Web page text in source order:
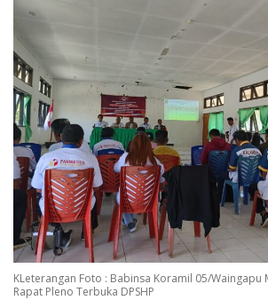
KLeterangan Foto : Babinsa Koramil 05/Waingapu
Rapat Pleno Terbuka DPSHP